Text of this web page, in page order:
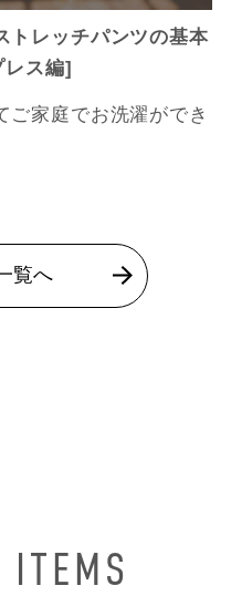
トレッチパンツの基本
ス編]
ご家庭でお洗濯ができ
覧へ
ITEMS